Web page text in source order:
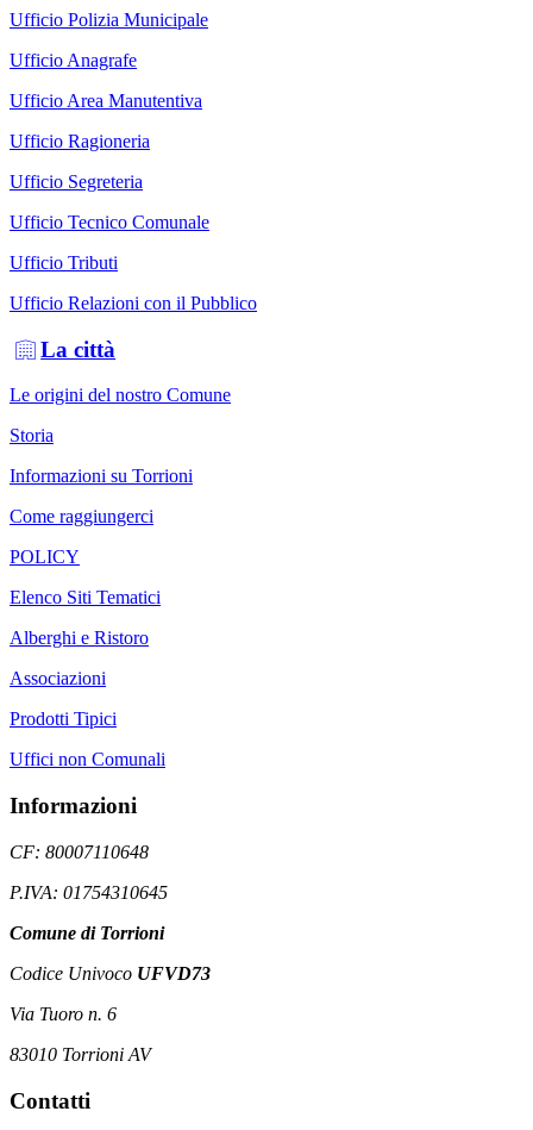
Ufficio Polizia Municipale
Ufficio Anagrafe
Ufficio Area Manutentiva
Ufficio Ragioneria
Ufficio Segreteria
Ufficio Tecnico Comunale
Ufficio Tributi
Ufficio Relazioni con il Pubblico
La città
Le origini del nostro Comune
Storia
Informazioni su Torrioni
Come raggiungerci
POLICY
Elenco Siti Tematici
Alberghi e Ristoro
Associazioni
Prodotti Tipici
Uffici non Comunali
Informazioni
CF: 80007110648
P.IVA: 01754310645
Comune di Torrioni
Codice Univoco UFVD73
Via Tuoro n. 6
83010 Torrioni AV
Contatti